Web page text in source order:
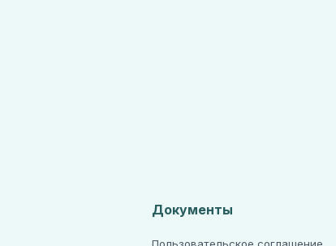
Документы